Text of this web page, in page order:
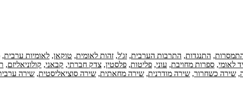
, התנגדות, התרבות הערבית, זג'ל, זהות לאומית, טוקאן, לאומיות ערבית,
לאומי, ספרות מחויבת, עוני, פליטות, פלסטין, צדק חברתי, קבאני, קולוניאליזם,
, שירה כשחרור, שירה מודרנית, שירה מחאתית, שירה סוציאליסטית, שירה